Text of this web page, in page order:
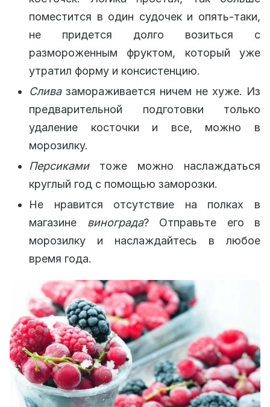
поместится в один судочек и опять-таки,
не придется долго возиться с
размороженным фруктом, который уже
утратил форму и консистенцию.
Сливазамораживается ничем не хуже. Из
предварительной подготовки только
удаление косточки и все, можно в
морозилку.
Персикамитоже можно наслаждаться
круглый год с помощью заморозки.
Не нравится отсутствие на полках в
магазине винограда? Отправьте его в
морозилку и наслаждайтесь в любое
время года.